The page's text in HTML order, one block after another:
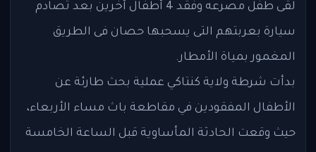
لقى طفل مصرعه وفقد 4 أطفال أخرين بعد تصادم
سيارة بعربتهم التى يسحبها حصان فى الطريق
المغمور بمياة الأمطار.
بدأت شرطة ولاية كنتاكي عملية بحث طارئة عن
الأطفال المفقودين في مقاطعة باث مساء الأربعاء،
حيث وقعت الحادثة المأساوية قبل الساعة الخامسة